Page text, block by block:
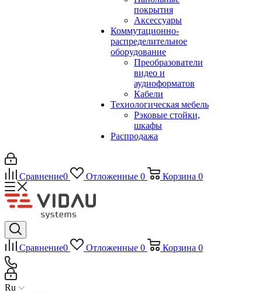
покрытия
Аксессуары
Коммутационно-
распределительное
оборудование
Преобразователи
видео и
аудиоформатов
Кабели
Технологическая мебель
Рэковые стойки,
шкафы
Распродажа
Сравнение0 Отложенные 0 Корзина 0
Сравнение0 Отложенные 0 Корзина 0
Ru